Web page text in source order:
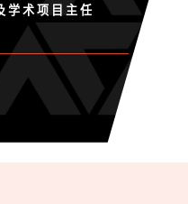
学 术 项 目 主 任